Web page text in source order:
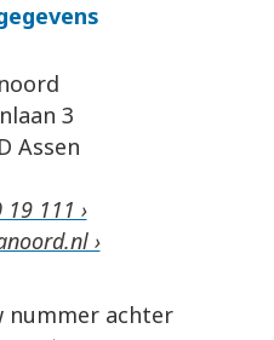
3
Assen
111 ›
›
nummer achter